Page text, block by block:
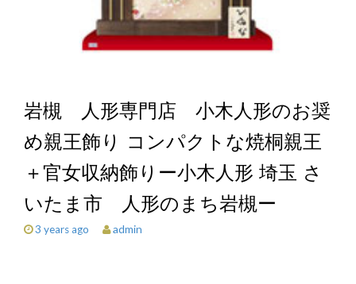
岩槻 人形専門店 小木人形のお奨
め親王飾り コンパクトな焼桐親王
＋官女収納飾りー小木人形 埼玉 さ
いたま市 人形のまち岩槻ー
3 years ago admin